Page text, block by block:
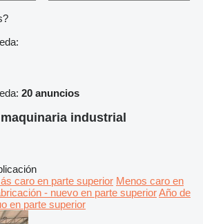
20 anuncios
industrial
caro en parte superior Menos caro en
- nuevo en parte superiorAño de
en parte superior